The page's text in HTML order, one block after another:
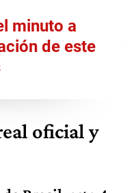
minuto a
de este
oficial y